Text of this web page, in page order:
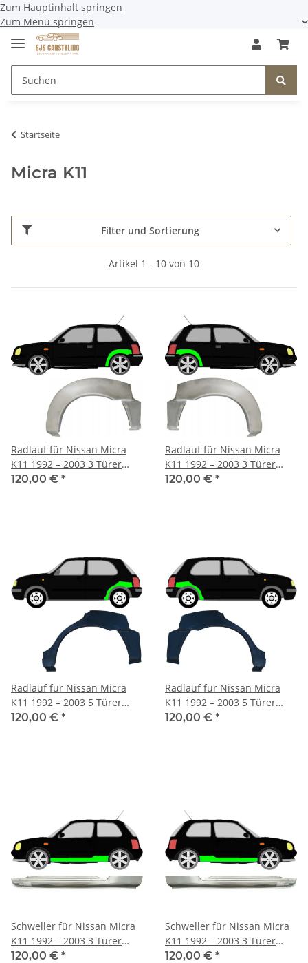
Zum Hauptinhalt springen
Zum Menü springen
Startseite
Micra K11
Filter und Sortierung
Artikel 1 - 10 von 10
Radlauf für Nissan Micra
K11 1992 – 2003 3 Türer
links
120,00 € *
Radlauf für Nissan Micra
K11 1992 – 2003 3 Türer
rechts
120,00 € *
Radlauf für Nissan Micra
K11 1992 – 2003 5 Türer
links
120,00 € *
Radlauf für Nissan Micra
K11 1992 – 2003 5 Türer
rechts
120,00 € *
Schweller für Nissan Micra
K11 1992 – 2003 3 Türer
links
120,00 € *
Schweller für Nissan Micra
K11 1992 – 2003 3 Türer
rechts
120,00 € *